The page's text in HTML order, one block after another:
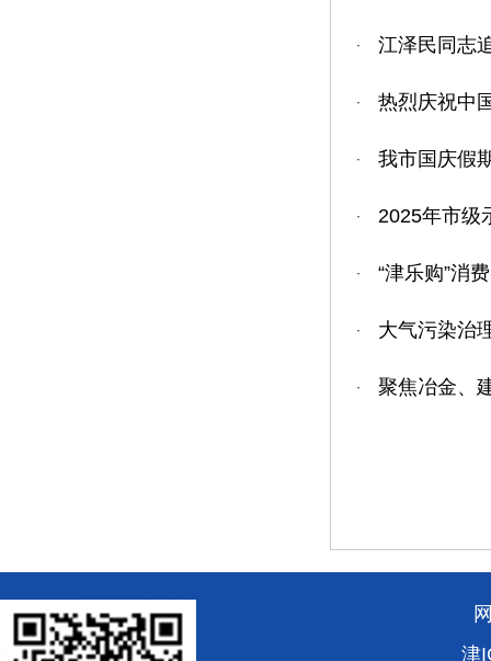
· 江泽民同志
· 热烈庆祝中
· 我市国庆假
· 2025年市级
· “津乐购”消
· 大气污染治
· 聚焦冶金、
津